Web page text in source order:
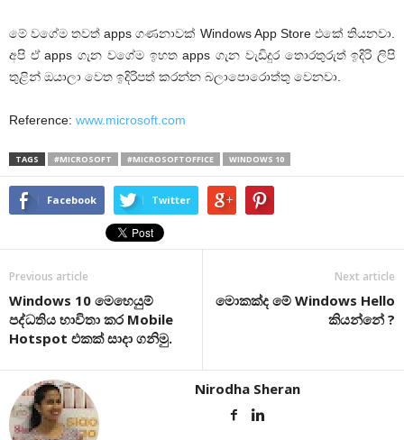
මේ වගේම තවත් apps ගණනාවක් Windows App Store එකේ තියනවා.
අපි ඒ apps ගැන වගේම ඉහත apps ගැන වැඩිදුර තොරතුරුත් ඉදිරි ලිපි
තුළින් ඔයාලා වෙත ඉදිරිපත් කරන්න බලාපොරොත්තු වෙනවා.
Reference: www.microsoft.com
TAGS #MICROSOFT #MICROSOFTOFFICE WINDOWS 10
Facebook Twitter
Previous article
Windows 10 ‍මෙහෙයුම්
පද්ධතිය භාවිතා කර Mobile
Hotspot එකක් සාදා ගනිමු.
Next article
මොකක්ද මේ Windows Hello
කියන්නේ ?
Nirodha Sheran